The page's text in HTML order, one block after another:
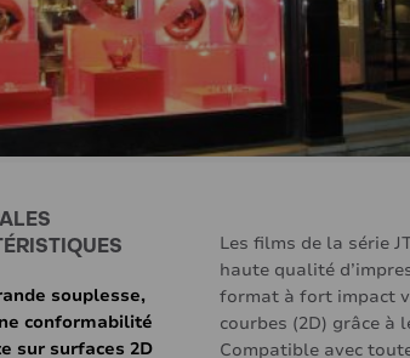
souplesse,
conformabilité
sur surfaces 2D
Les films de la série
haute qualité
format à fort impact
courbes (2D) grâce à
Compatible avec